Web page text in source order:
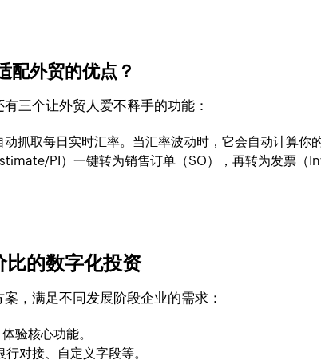
配外贸的优点？
三个让外贸人爱不释手的功能：
动抓取每日实时汇率。当汇率波动时，它会自动计算
PI）一键转为销售订单（SO），再转为发票（
比的数字化投资
，满足不同发展阶段企业的需求：
验核心功能。
对接、自定义字段等。